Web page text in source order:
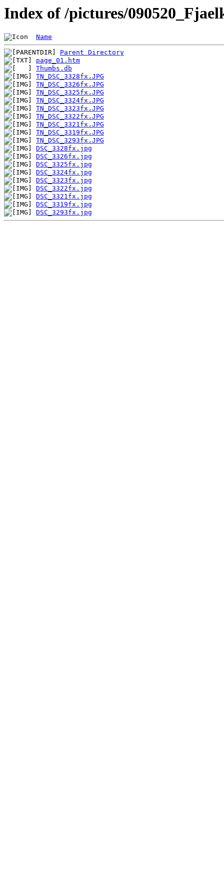
Index of /pictures/
Name
Parent Directory
page_01.htm
Thumbs.db
TN_DSC_3328fx.JPG
TN_DSC_3326fx.JPG
TN_DSC_3325fx.JPG
TN_DSC_3324fx.JPG
TN_DSC_3323fx.JPG
TN_DSC_3322fx.JPG
TN_DSC_3321fx.JPG
TN_DSC_3319fx.JPG
TN_DSC_3293fx.JPG
DSC_3328fx.jpg
DSC_3326fx.jpg
DSC_3325fx.jpg
DSC_3324fx.jpg
DSC_3323fx.jpg
DSC_3322fx.jpg
DSC_3321fx.jpg
DSC_3319fx.jpg
DSC_3293fx.jpg